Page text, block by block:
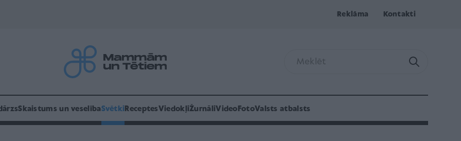
Reklāma Kontakti
Skaistums un veselībaSvētki ReceptesViedokļiŽurnāliVideo FotoValsts atbalsts